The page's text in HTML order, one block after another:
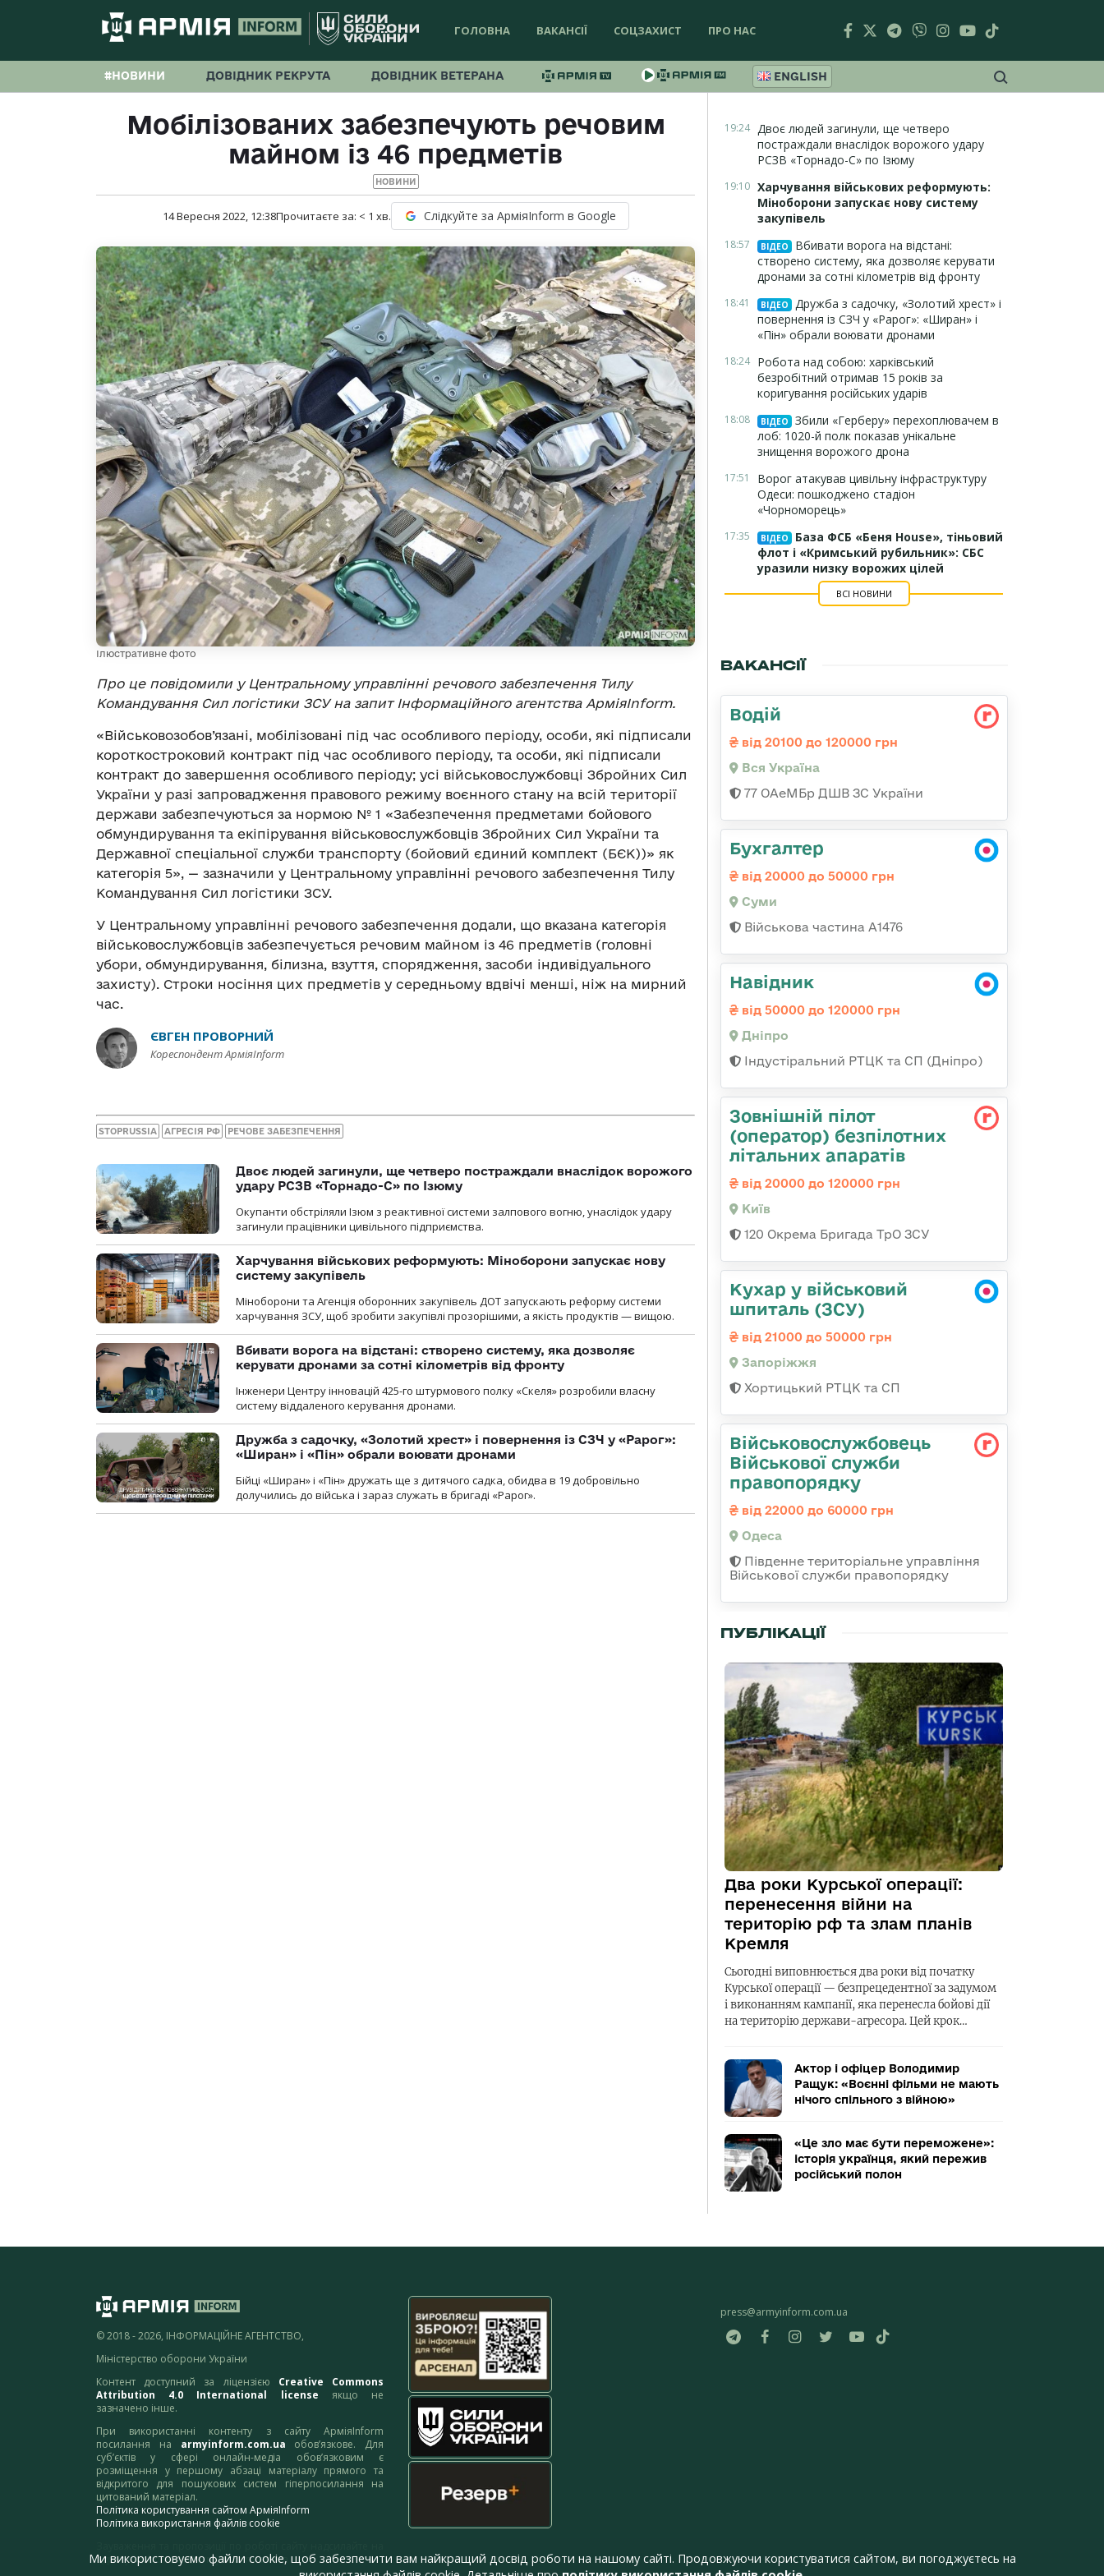
ГОЛОВНА ВАКАНСІЇ СОЦЗАХИСТ ПРО НАС
#НОВИНИ ДОВІДНИК РЕКРУТА ДОВІДНИК ВЕТЕРАНА ENGLISH
Мобілізованих забезпечують речовим
майном із 46 предметів
НОВИНИ
14 Вересня 2022, 12:38Прочитаєте за: < 1 хв. Слідкуйте за АрміяInform в Google
Ілюстративне фото
Про це повідомили у Центральному управлінні речового забезпечення Тилу
Командування Сил логістики ЗСУ на запит Інформаційного агентства АрміяInform.
«Військовозобов’язані, мобілізовані під час особливого періоду, особи, які підписали
короткостроковий контракт під час особливого періоду, та особи, які підписали
контракт до завершення особливого періоду; усі військовослужбовці Збройних Сил
України у разі запровадження правового режиму воєнного стану на всій території
держави забезпечуються за нормою № 1 «Забезпечення предметами бойового
обмундирування та екіпірування військовослужбовців Збройних Сил України та
Державної спеціальної служби транспорту (бойовий єдиний комплект (БЄК))» як
категорія 5», — зазначили у Центральному управлінні речового забезпечення Тилу
Командування Сил логістики ЗСУ.
У Центральному управлінні речового забезпечення додали, що вказана категорія
військовослужбовців забезпечується речовим майном із 46 предметів (головні
убори, обмундирування, білизна, взуття, спорядження, засоби індивідуального
захисту). Строки носіння цих предметів у середньому вдвічі менші, ніж на мирний
час.
ЄВГЕН ПРОВОРНИЙ
Кореспондент АрміяInform
STOPRUSSIA АГРЕСІЯ РФ РЕЧОВЕ ЗАБЕЗПЕЧЕННЯ
Двоє людей загинули, ще четверо постраждали внаслідок ворожого
удару РСЗВ «Торнадо-С» по Ізюму
Окупанти обстріляли Ізюм з реактивної системи залпового вогню, унаслідок удару
загинули працівники цивільного підприємства.
Харчування військових реформують: Міноборони запускає нову
систему закупівель
Міноборони та Агенція оборонних закупівель ДОТ запускають реформу системи
харчування ЗСУ, щоб зробити закупівлі прозорішими, а якість продуктів — вищою.
Вбивати ворога на відстані: створено систему, яка дозволяє
керувати дронами за сотні кілометрів від фронту
Інженери Центру інновацій 425-го штурмового полку «Скеля» розробили власну
систему віддаленого керування дронами.
Дружба з садочку, «Золотий хрест» і повернення із СЗЧ у «Рарог»:
«Ширан» і «Пін» обрали воювати дронами
Бійці «Ширан» і «Пін» дружать ще з дитячого садка, обидва в 19 добровільно
долучились до війська і зараз служать в бригаді «Рарог».
19:24 Двоє людей загинули, ще четверо
постраждали внаслідок ворожого удару
РСЗВ «Торнадо-С» по Ізюму
19:10 Харчування військових реформують:
Міноборони запускає нову систему
закупівель
18:57 ВІДЕО
Вбивати ворога на відстані:
створено систему, яка дозволяє керувати
дронами за сотні кілометрів від фронту
18:41 ВІДЕО
Дружба з садочку, «Золотий хрест» і
повернення із СЗЧ у «Рарог»: «Ширан» і
«Пін» обрали воювати дронами
18:24 Робота над собою: харківський
безробітний отримав 15 років за
коригування російських ударів
18:08 ВІДЕО
Збили «Герберу» перехоплювачем в
лоб: 1020-й полк показав унікальне
знищення ворожого дрона
17:51
Ворог атакував цивільну інфраструктуру
Одеси: пошкоджено стадіон
«Чорноморець»
17:35 ВІДЕО
База ФСБ «Беня House», тіньовий
флот і «Кримський рубильник»: СБС
уразили низку ворожих цілей
ВСІ НОВИНИ
ВАКАНСІЇ
Водій
від 20100 до 120000 грн
Вся Україна
77 ОАеМБр ДШВ ЗС України
Бухгалтер
від 20000 до 50000 грн
Суми
Військова частина А1476
Навідник
від 50000 до 120000 грн
Дніпро
Індустіральний РТЦК та СП (Дніпро)
Зовнішній пілот
(оператор) безпілотних
літальних апаратів
від 20000 до 120000 грн
Київ
120 Окрема Бригада ТрО ЗСУ
Кухар у військовий
шпиталь (ЗСУ)
від 21000 до 50000 грн
Запоріжжя
Хортицький РТЦК та СП
Військовослужбовець
Військової служби
правопорядку
від 22000 до 60000 грн
Одеса
Південне територіальне управління
Військової служби правопорядку
ПУБЛІКАЦІЇ
Два роки Курської операції:
перенесення війни на
територію рф та злам планів
Кремля
Сьогодні виповнюється два роки від початку
Курської операції — безпрецедентної за задумом
і виконанням кампанії, яка перенесла бойові дії
на територію держави-агресора. Цей крок…
Актор і офіцер Володимир
Ращук: «Воєнні фільми не мають
нічого спільного з війною»
«Це зло має бути переможене»:
історія українця, який пережив
російський полон
© 2018 - 2026, ІНФОРМАЦІЙНЕ АГЕНТСТВО,
Міністерство оборони України
Контент доступний за ліцензією Creative Commons
Attribution 4.0 International license якщо не
зазначено інше.
При використанні контенту з сайту АрміяInform
посилання на armyinform.com.ua обов’язкове. Для
суб’єктів у сфері онлайн-медіа обов’язковим є
розміщення у першому абзаці матеріалу прямого та
відкритого для пошукових систем гіперпосилання на
цитований матеріал.
Політика користування сайтом АрміяInform
Політика використання файлів cookie
адресу:webmaster@armyinform.com.ua
press@armyinform.com.ua
Ми використовуємо файли cookie, щоб забезпечити вам найкращий досвід роботи на нашому сайті. Продовжуючи користуватися сайтом, ви погоджуєтесь на